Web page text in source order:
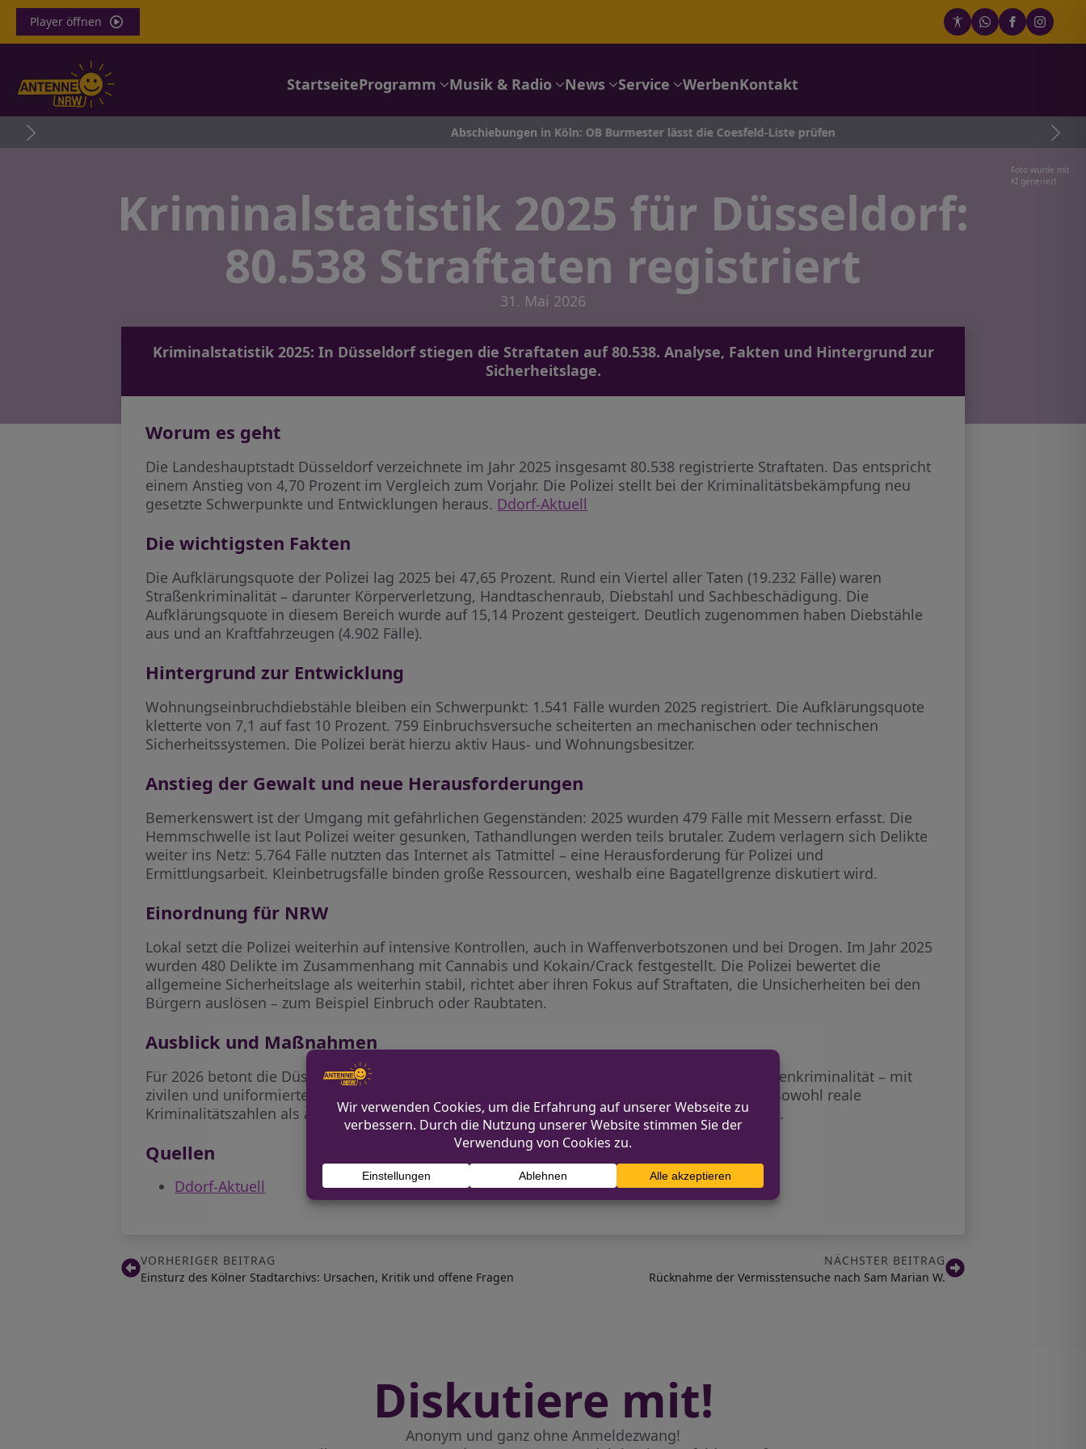
Player öffnen
StartseiteProgramm Musik & Radio News Service WerbenKontakt
Abschiebungen in Köln: OB Burmester lässt die Coesfeld-Liste prüfen
Foto wurde mit
KI generiert
Kriminalstatistik 2025 für Düsseldorf:
80.538 Straftaten registriert
31. Mai 2026
Kriminalstatistik 2025: In Düsseldorf stiegen die Straftaten auf 80.538. Analyse, Fakten und Hintergrund zur
Sicherheitslage.
Worum es geht
Die Landeshauptstadt Düsseldorf verzeichnete im Jahr 2025 insgesamt 80.538 registrierte Straftaten. Das entspricht
einem Anstieg von 4,70 Prozent im Vergleich zum Vorjahr. Die Polizei stellt bei der Kriminalitätsbekämpfung neu
gesetzte Schwerpunkte und Entwicklungen heraus. Ddorf-Aktuell
Die wichtigsten Fakten
Die Aufklärungsquote der Polizei lag 2025 bei 47,65 Prozent. Rund ein Viertel aller Taten (19.232 Fälle) waren
Straßenkriminalität – darunter Körperverletzung, Handtaschenraub, Diebstahl und Sachbeschädigung. Die
Aufklärungsquote in diesem Bereich wurde auf 15,14 Prozent gesteigert. Deutlich zugenommen haben Diebstähle
aus und an Kraftfahrzeugen (4.902 Fälle).
Hintergrund zur Entwicklung
Wohnungseinbruchdiebstähle bleiben ein Schwerpunkt: 1.541 Fälle wurden 2025 registriert. Die Aufklärungsquote
kletterte von 7,1 auf fast 10 Prozent. 759 Einbruchsversuche scheiterten an mechanischen oder technischen
Sicherheitssystemen. Die Polizei berät hierzu aktiv Haus- und Wohnungsbesitzer.
Anstieg der Gewalt und neue Herausforderungen
Bemerkenswert ist der Umgang mit gefährlichen Gegenständen: 2025 wurden 479 Fälle mit Messern erfasst. Die
Hemmschwelle ist laut Polizei weiter gesunken, Tathandlungen werden teils brutaler. Zudem verlagern sich Delikte
weiter ins Netz: 5.764 Fälle nutzten das Internet als Tatmittel – eine Herausforderung für Polizei und
Ermittlungsarbeit. Kleinbetrugsfälle binden große Ressourcen, weshalb eine Bagatellgrenze diskutiert wird.
Einordnung für NRW
Lokal setzt die Polizei weiterhin auf intensive Kontrollen, auch in Waffenverbotszonen und bei Drogen. Im Jahr 2025
wurden 480 Delikte im Zusammenhang mit Cannabis und Kokain/Crack festgestellt. Die Polizei bewertet die
allgemeine Sicherheitslage als weiterhin stabil, richtet aber ihren Fokus auf Straftaten, die Unsicherheiten bei den
Bürgern auslösen – zum Beispiel Einbruch oder Raubtaten.
Ausblick und Maßnahmen
Für 2026 betont die Düsseldorfer Polizei den fortgesetzten Einsatz gegen Einbrüche und Waffenkriminalität – mit
zivilen und uniformierten Kräften. Prävention und Aufklärung sollen flankierend wirken, um sowohl reale
Kriminalitätszahlen als auch das Sicherheitsgefühl der Bevölkerung nachhaltig zu verbessern.
Quellen
Ddorf-Aktuell
VORHERIGER BEITRAG
Einsturz des Kölner Stadtarchivs: Ursachen, Kritik und offene Fragen
NÄCHSTER BEITRAG
Rücknahme der Vermisstensuche nach Sam Marian W.
Diskutiere mit!
Anonym und ganz ohne Anmeldezwang!